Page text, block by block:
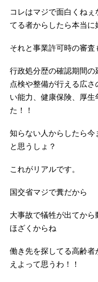
コレはマジで面白くね
てる者からしたら本当に
それと事業許可時の審査
行政処分歴の確認期間
点検や整備が行える広
い能力、健康保険、厚
た！！
知らない人からしたら今
と思うしょ？
これがリアルです。
国交省マジで糞だから
大事故で犠牲が出てから
ほざくからね
働き先を探してる高齢
えよって思うわ！！